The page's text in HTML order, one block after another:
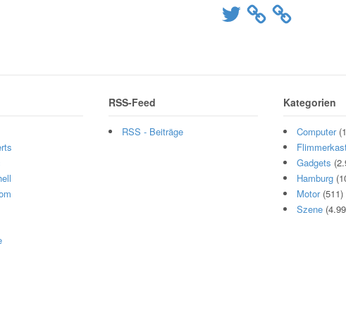
Twitter
RSS-Feed
RSS - Beiträge
Kategorien
Computer
Gadgets
Hamburg
Motor(511)
Szene